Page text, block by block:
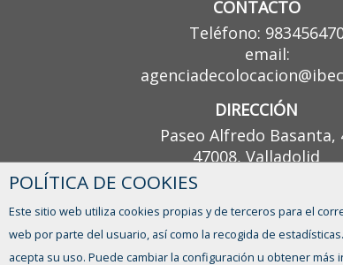
CONTACTO
Teléfono:
email:
DIRECCIÓN
Paseo Alfredo Basanta,
47008, Valladolid
POLÍTICA DE COOKIES
Este sitio web utiliza cookies propias y de terceros para el
web por parte del usuario, así como la recogida de
acepta su uso. Puede cambiar la configuración u obtener más